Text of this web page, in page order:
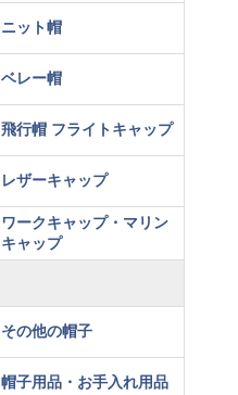
ニット帽
ベレー帽
飛行帽 フライトキャップ
レザーキャップ
ワークキャップ・マリン
キャップ
その他の帽子
帽子用品・お手入れ用品